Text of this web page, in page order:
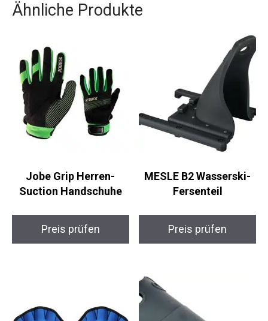
Ähnliche Produkte
Jobe Grip Herren-
Suction Handschuhe
Preis prüfen
MESLE B2 Wasserski-
Fersenteil
Preis prüfen